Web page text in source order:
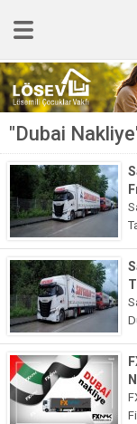
GÜNCEL
POLİTİKA
Polis & Adliye
SPOR
EKONOMİ
YAZARLAR
Sağlık & Yaşam
Kültür & Sanat
EĞİTİM
Müzik & Magazin
"Dubai